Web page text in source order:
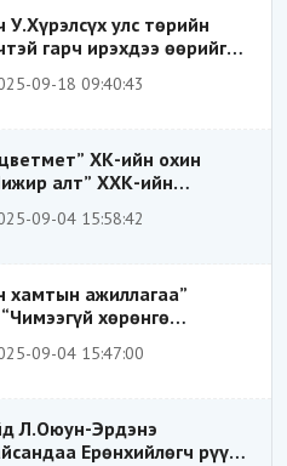
У.Хүрэлсүх улс төрийн
гарч ирэхдээ өөрийгөө
төлөө тэмцэгч, “хуучин
нураагч” гэсэн
09-18 09:40:43
ХК-ийн охин
алт” ХХК-ийн
ажиллаж байсан
холбогдох хэрэг хаашаа
09-04 15:58:42
хамтын ажиллагаа”
хөрөнгө
09-04 15:47:00
Л.Оюун-Эрдэнэ
Ерөнхийлөгч рүү